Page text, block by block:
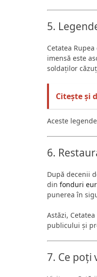
5.
Cetatea
imensă este
soldaților
Citește și
Aceste
6.
După decenii
din fonduri
punerea în
Astăzi,
publicului și
7. Ce poți